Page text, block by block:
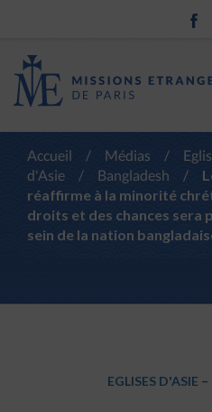
Accueil / Médias /
d'Asie
/ Bangladesh /
réaffirme à la minorité
droits et des chances sera
sein de la nation
EGLISES D'ASIE –